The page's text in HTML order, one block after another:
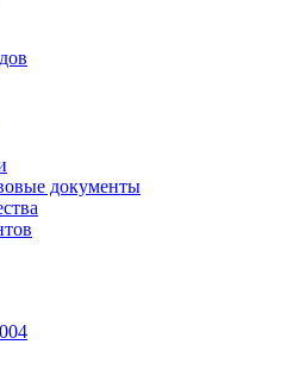
документы